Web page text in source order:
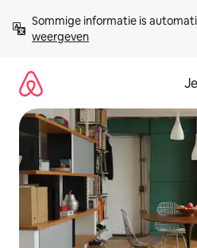
direct
naar
Sommige informatie is
weergeven